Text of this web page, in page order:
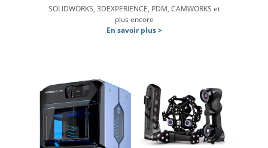
SOLIDWORKS, 3DEXPERIENCE, PDM, CAMWORKS et
plus encore
En savoir plus >